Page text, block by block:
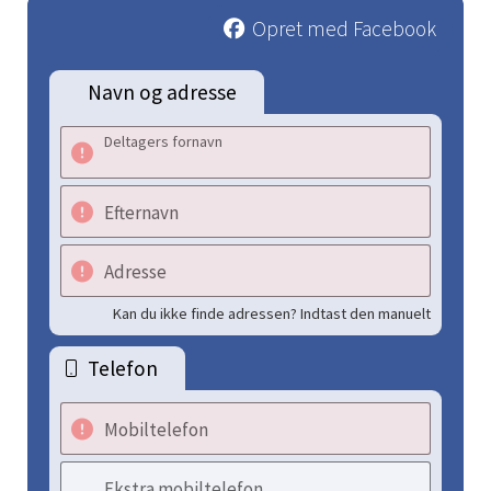
Opret med Facebook
Navn og adresse
Deltagers fornavn
Efternavn
Adresse
Kan du ikke finde adressen? Indtast den manuelt
Telefon
Mobiltelefon